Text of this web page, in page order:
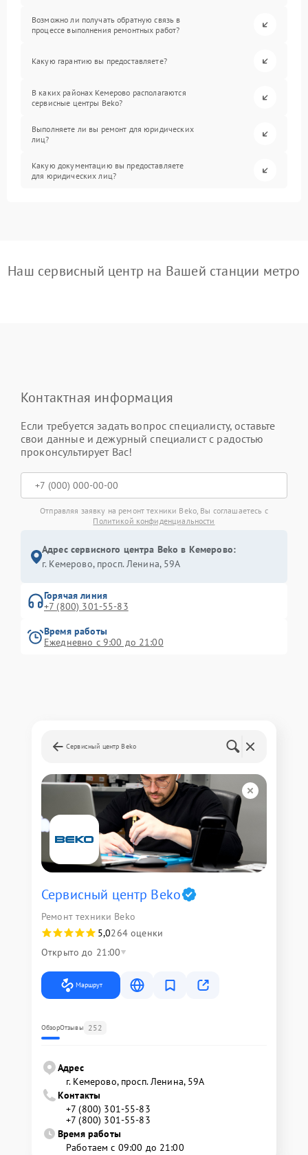
Возможно ли получать обратную связь в
процессе выполнения ремонтных работ?
Какую гарантию вы предоставляете?
В каких районах Кемерово располагаются
сервисные центры Beko?
Выполняете ли вы ремонт для юридических
лиц?
Какую документацию вы предоставляете
для юридических лиц?
Наш сервисный центр на Вашей станции метро
Контактная информация
Если требуется задать вопрос специалисту, оставьте
свои данные и дежурный специалист с радостью
проконсультирует Вас!
Отправляя заявку на ремонт техники Beko, Вы соглашаетесь с
Политикой конфиденциальности
Адрес сервисного центра Beko в Кемерово:
г. Кемерово, просп. Ленина, 59А
Горячая линия
+7 (800) 301-55-83
Время работы
Ежедневно с 9:00 до 21:00
Сервисный центр Beko
Сервисный центр Beko
Ремонт техники Beko
5,0264 оценки
Открыто до 21:00
Маршрут
ОбзорОтзывы 252
Адрес
г. Кемерово, просп. Ленина, 59А
Контакты
+7 (800) 301-55-83
+7 (800) 301-55-83
Время работы
Работаем с 09:00 до 21:00